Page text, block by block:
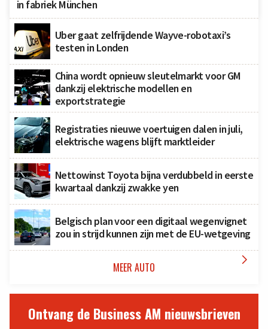
in fabriek München
Uber gaat zelfrijdende Wayve-robotaxi’s
testen in Londen
China wordt opnieuw sleutelmarkt voor GM
dankzij elektrische modellen en
exportstrategie
Registraties nieuwe voertuigen dalen in juli,
elektrische wagens blijft marktleider
Nettowinst Toyota bijna verdubbeld in eerste
kwartaal dankzij zwakke yen
Belgisch plan voor een digitaal wegenvignet
zou in strijd kunnen zijn met de EU-wetgeving
MEER AUTO 
Ontvang de Business AM nieuwsbrieven